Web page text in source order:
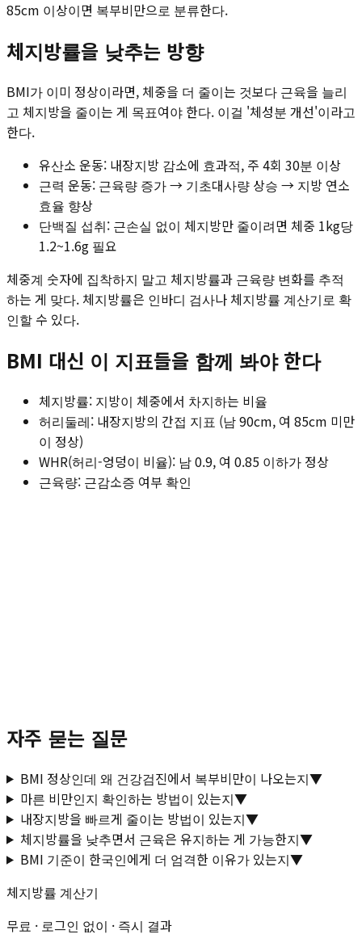
85cm 이상이면 복부비만으로 분류한다.
체지방률을 낮추는 방향
BMI가 이미 정상이라면, 체중을 더 줄이는 것보다 근육을 늘리
고 체지방을 줄이는 게 목표여야 한다. 이걸 '체성분 개선'이라고
한다.
유산소 운동: 내장지방 감소에 효과적, 주 4회 30분 이상
근력 운동: 근육량 증가 → 기초대사량 상승 → 지방 연소
효율 향상
단백질 섭취: 근손실 없이 체지방만 줄이려면 체중 1kg당
1.2~1.6g 필요
체중계 숫자에 집착하지 말고 체지방률과 근육량 변화를 추적
하는 게 맞다. 체지방률은 인바디 검사나 체지방률 계산기로 확
인할 수 있다.
BMI 대신 이 지표들을 함께 봐야 한다
체지방률: 지방이 체중에서 차지하는 비율
허리둘레: 내장지방의 간접 지표 (남 90cm, 여 85cm 미만
이 정상)
WHR(허리-엉덩이 비율): 남 0.9, 여 0.85 이하가 정상
근육량: 근감소증 여부 확인
자주 묻는 질문
BMI 정상인데 왜 건강검진에서 복부비만이 나오는지▼
마른 비만인지 확인하는 방법이 있는지▼
내장지방을 빠르게 줄이는 방법이 있는지▼
체지방률을 낮추면서 근육은 유지하는 게 가능한지▼
BMI 기준이 한국인에게 더 엄격한 이유가 있는지▼
체지방률 계산기
무료 · 로그인 없이 · 즉시 결과